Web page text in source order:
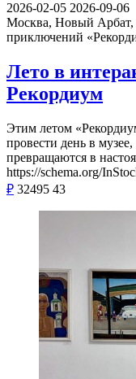
2026-02-05 2026-09-06
Москва, Новый Арбат,
приключений
Лето в
Рекордиум
Этим летом
провести день в
превращаются в
https://schema.org/
₽ 32495 43